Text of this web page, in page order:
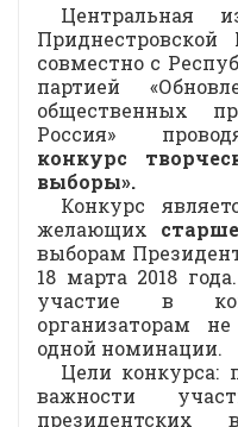
Центральная
Приднестровской
совместно с
партией
общественных
Россия»
конкурс
выборы».
Конкурс
желающих
выборам
18 марта 2018
участие в
организаторам
одной номинации.
Цели конкурса:
важности